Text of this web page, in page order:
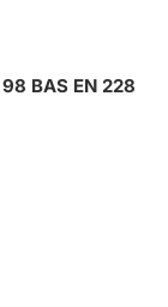
BAS EN 228